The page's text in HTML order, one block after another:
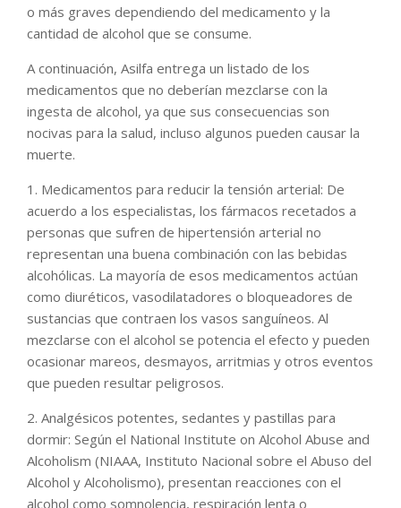
o más graves dependiendo del medicamento y la
cantidad de alcohol que se consume.
A continuación, Asilfa entrega un listado de los
medicamentos que no deberían mezclarse con la
ingesta de alcohol, ya que sus consecuencias son
nocivas para la salud, incluso algunos pueden causar la
muerte.
1. Medicamentos para reducir la tensión arterial: De
acuerdo a los especialistas, los fármacos recetados a
personas que sufren de hipertensión arterial no
representan una buena combinación con las bebidas
alcohólicas. La mayoría de esos medicamentos actúan
como diuréticos, vasodilatadores o bloqueadores de
sustancias que contraen los vasos sanguíneos. Al
mezclarse con el alcohol se potencia el efecto y pueden
ocasionar mareos, desmayos, arritmias y otros eventos
que pueden resultar peligrosos.
2. Analgésicos potentes, sedantes y pastillas para
dormir: Según el National Institute on Alcohol Abuse and
Alcoholism (NIAAA, Instituto Nacional sobre el Abuso del
Alcohol y Alcoholismo), presentan reacciones con el
alcohol como somnolencia, respiración lenta o